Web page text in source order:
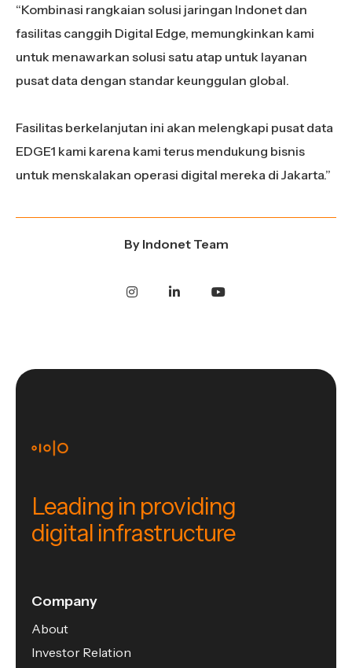
“Kombinasi rangkaian solusi jaringan Indonet dan
fasilitas canggih Digital Edge, memungkinkan kami
untuk menawarkan solusi satu atap untuk layanan
pusat data dengan standar keunggulan global.
Fasilitas berkelanjutan ini akan melengkapi pusat data
EDGE1 kami karena kami terus mendukung bisnis
untuk menskalakan operasi digital mereka di Jakarta.”
By Indonet Team
Leading in providing
digital infrastructure
Company
About
Investor Relation